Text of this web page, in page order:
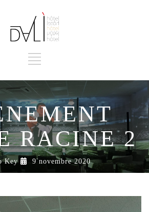
RACINE 2
Key 9 novembre 2020